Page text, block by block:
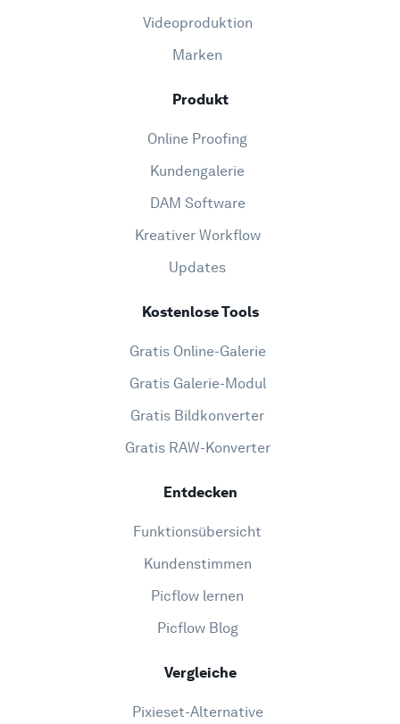
Videoproduktion
Marken
Produkt
Online Proofing
Kundengalerie
DAM Software
Kreativer Workflow
Updates
Kostenlose Tools
Gratis Online-Galerie
Gratis Galerie-Modul
Gratis Bildkonverter
Gratis RAW-Konverter
Entdecken
Funktionsübersicht
Kundenstimmen
Picflow lernen
Picflow Blog
Vergleiche
Pixieset-Alternative